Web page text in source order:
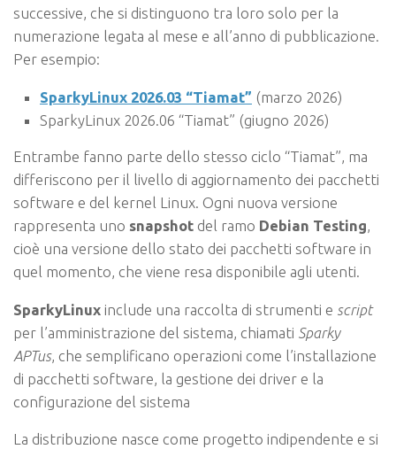
successive, che si distinguono tra loro solo per la
numerazione legata al mese e all’anno di pubblicazione.
Per esempio:
SparkyLinux 2026.03 “Tiamat” (marzo 2026)
SparkyLinux 2026.06 “Tiamat” (giugno 2026)
Entrambe fanno parte dello stesso ciclo “Tiamat”, ma
differiscono per il livello di aggiornamento dei pacchetti
software e del kernel Linux. Ogni nuova versione
rappresenta uno snapshot del ramo Debian Testing,
cioè una versione dello stato dei pacchetti software in
quel momento, che viene resa disponibile agli utenti.
SparkyLinux include una raccolta di strumenti e script
per l’amministrazione del sistema, chiamati Sparky
APTus, che semplificano operazioni come l’installazione
di pacchetti software, la gestione dei driver e la
configurazione del sistema
La distribuzione nasce come progetto indipendente e si